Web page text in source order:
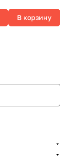
поставка
В корзину